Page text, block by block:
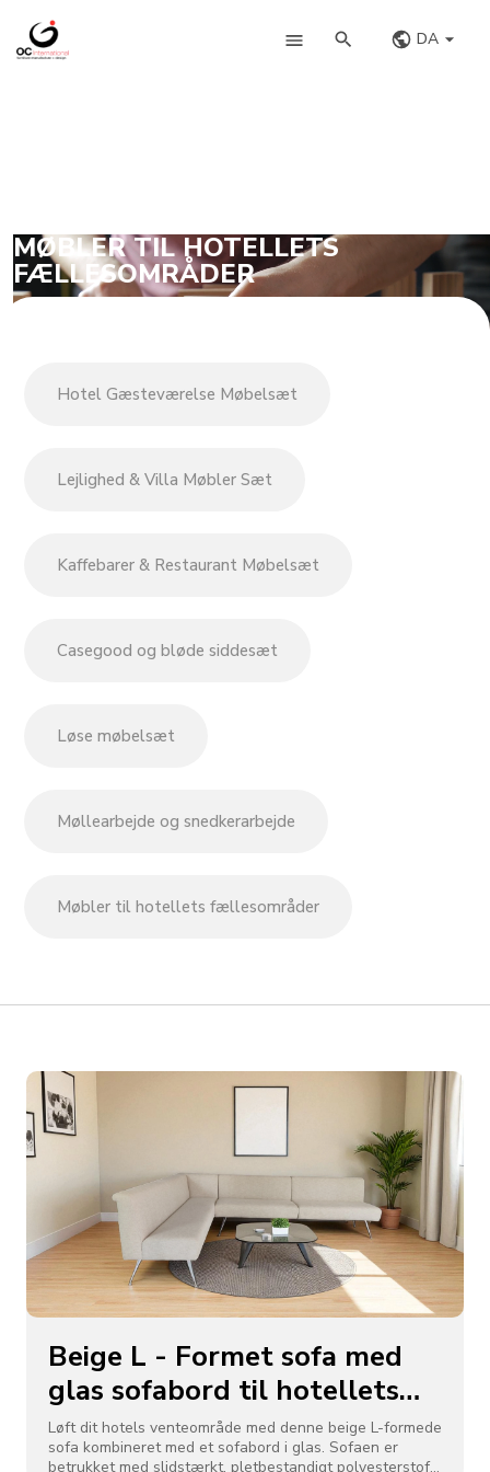
DA
MØBLER TIL HOTELLETS
FÆLLESOMRÅDER
Hotel Gæsteværelse Møbelsæt
Lejlighed & Villa Møbler Sæt
Kaffebarer & Restaurant Møbelsæt
Casegood og bløde siddesæt
Løse møbelsæt
Møllearbejde og snedkerarbejde
Møbler til hotellets fællesområder
Beige L - Formet sofa med
glas sofabord til hotellets
venteområde
Løft dit hotels venteområde med denne beige L-formede
sofa kombineret med et sofabord i glas. Sofaen er
betrukket med slidstærkt, pletbestandigt polyesterstof